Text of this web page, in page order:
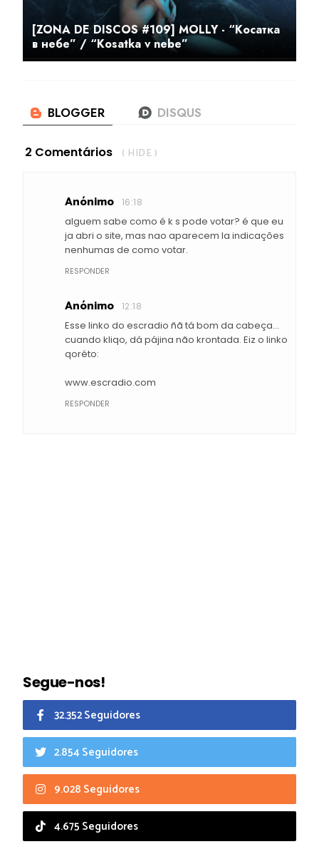
[ZONA DE DISCOS #109] MOLLY - “Косатка
в небе” / “Kosatka v nebe”
2 Comentários ( HIDE )
Anónimo 16:18
alguem sabe como é k s pode votar? é que eu
ja abri o site, mas nao aparecem la indicações
nenhumas de como votar.
RESPONDER
Anónimo 12:18
Esse linko do escradio ñã tá bom da cabeça...
cuando kliqo, dá pájina não krontada. Eiz o linko
qoréto:
www.escradio.com
RESPONDER
Segue-nos!
32.352 Seguidores
2.854 Seguidores
9.028 Seguidores
4.675 Seguidores